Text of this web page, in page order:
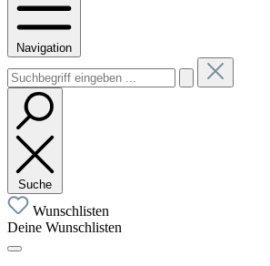
Navigation
Suche
Wunschlisten
Deine Wunschlisten